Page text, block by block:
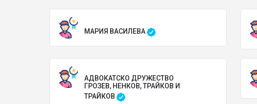
МАРИЯ ВАСИЛЕВА
АДВОКАТСКО ДРУЖЕСТВО
ГРОЗЕВ, НЕНКОВ, ТРАЙКОВ И
ТРАЙКОВ